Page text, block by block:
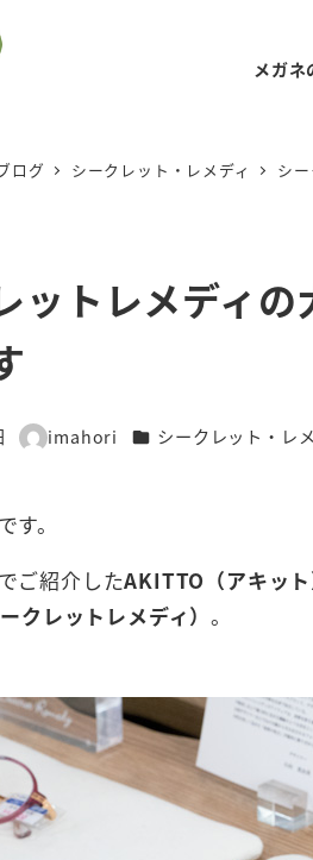
メガネ
ログ シークレット・レメディ シ
ットレメディ
著
imahori カテゴリー
シークレット・レ
す。
ご紹介したAKITTO（アキット
クレットレメディ）。